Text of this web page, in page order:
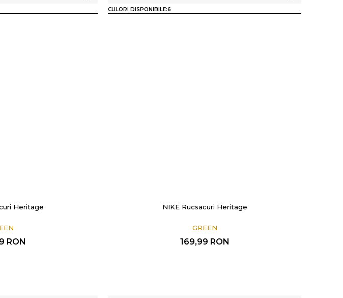
Heritage
RON
CULORI DISPONIBILE:6
NIKE Rucsacuri Heritage
GREEN
169,99 RON